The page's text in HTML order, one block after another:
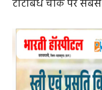
टाटीबंध चौक पर